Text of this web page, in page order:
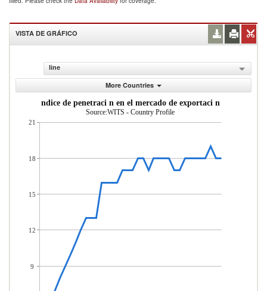
VISTA DE GRÁFICO
line
More Countries
ndice de penetraci n en el mercado de exportaci n
Source:WITS - Country Profile
21
18
15
12
9